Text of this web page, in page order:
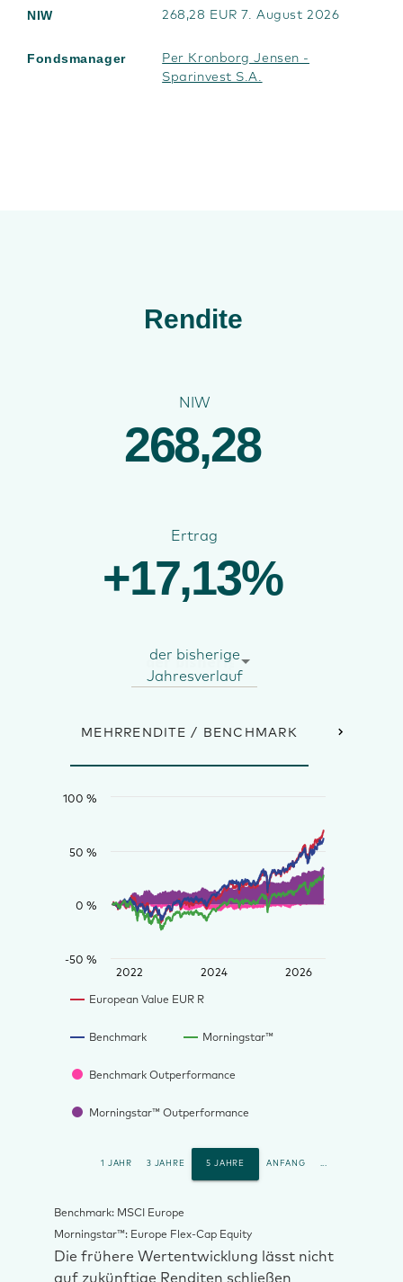
NIW 268,28 EUR 7. August 2026
Fondsmanager
Per Kronborg Jensen -
Sparinvest S.A.
Rendite
NIW
268,28
Ertrag
+17,13%
der bisherige
Jahresverlauf
MEHRRENDITE / BENCHMARK
European Value EUR R
Benchmark Morningstar™
Benchmark Outperformance
Morningstar™ Outperformance
2022 2024 2026
-50 %
0 %
50 %
100 %
1 JAHR 3 JAHRE 5 JAHRE ANFANG ...
Benchmark: MSCI Europe
Morningstar™: Europe Flex-Cap Equity
Die frühere Wertentwicklung lässt nicht
auf zukünftige Renditen schließen